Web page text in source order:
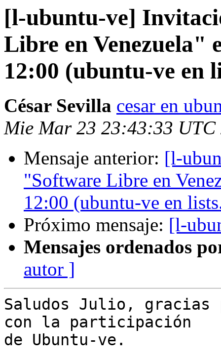
[l-ubuntu-ve]
Libre en Venezuela"
12:00 (ubuntu-ve en
César Sevilla cesar en
Mie Mar 23 23:43:33 UTC
Mensaje anterior: [l-
"Software Libre en
12:00 (ubuntu-ve en
Próximo mensaje: [l-
Mensajes ordenados
autor ]
Saludos Julio,
con la participación
de Ubuntu-ve.